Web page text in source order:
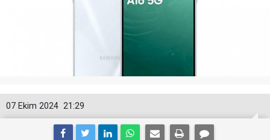
21:29
07 Ekim 2024